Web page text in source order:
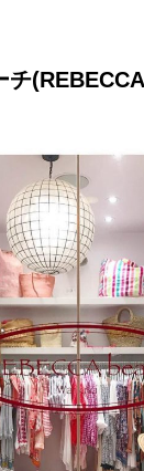
チ